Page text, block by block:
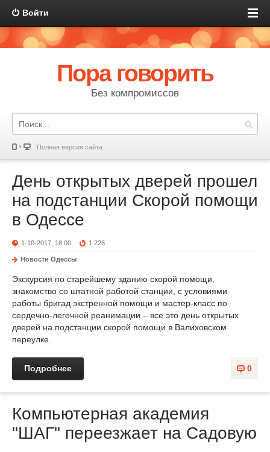
Войти
Пора говорить
Без компромиссов
Полная версия сайта
День открытых дверей прошел
на подстанции Скорой помощи
в Одессе
1-10-2017, 18:00 1 228
Новости Одессы
Экскурсия по старейшему зданию скорой помощи,
знакомство со штатной работой станции, с условиями
работы бригад экстренной помощи и мастер-класс по
сердечно-легочной реанимации – все это день открытых
дверей на подстанции скорой помощи в Валиховском
переулке.
0
Подробнее
Компьютерная академия
"ШАГ" переезжает на Садовую